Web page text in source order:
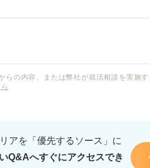
きるのかを簡潔に、かつ説得
くくるための具体的なアドバ
、参考にできることがあれば
らの内容、または弊社が就活相談を実施
アを「優先するソース」に
Q&Aへすぐにアクセスでき